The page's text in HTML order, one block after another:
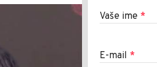
Vaše ime *
E-mail *